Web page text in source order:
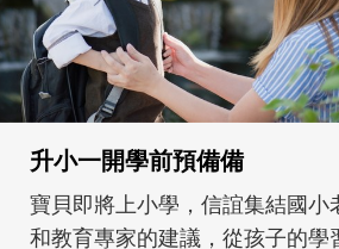
沒有人天生就擅長當爸爸！男
在一次次「前所未有」的體驗
著孩子一起長大。從給予安全
體遊戲，到獨立自主、角色認
決問題的能力養成。爸爸正嘗
同的模樣，參與孩子每個重要
歷程。